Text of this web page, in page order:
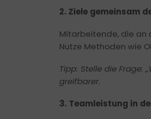
2. Ziele gemeinsam
Mitarbeitende, die an
Nutze Methoden wie
Tipp: Stelle die Frage:
greifbarer.
3. Teamleistung in